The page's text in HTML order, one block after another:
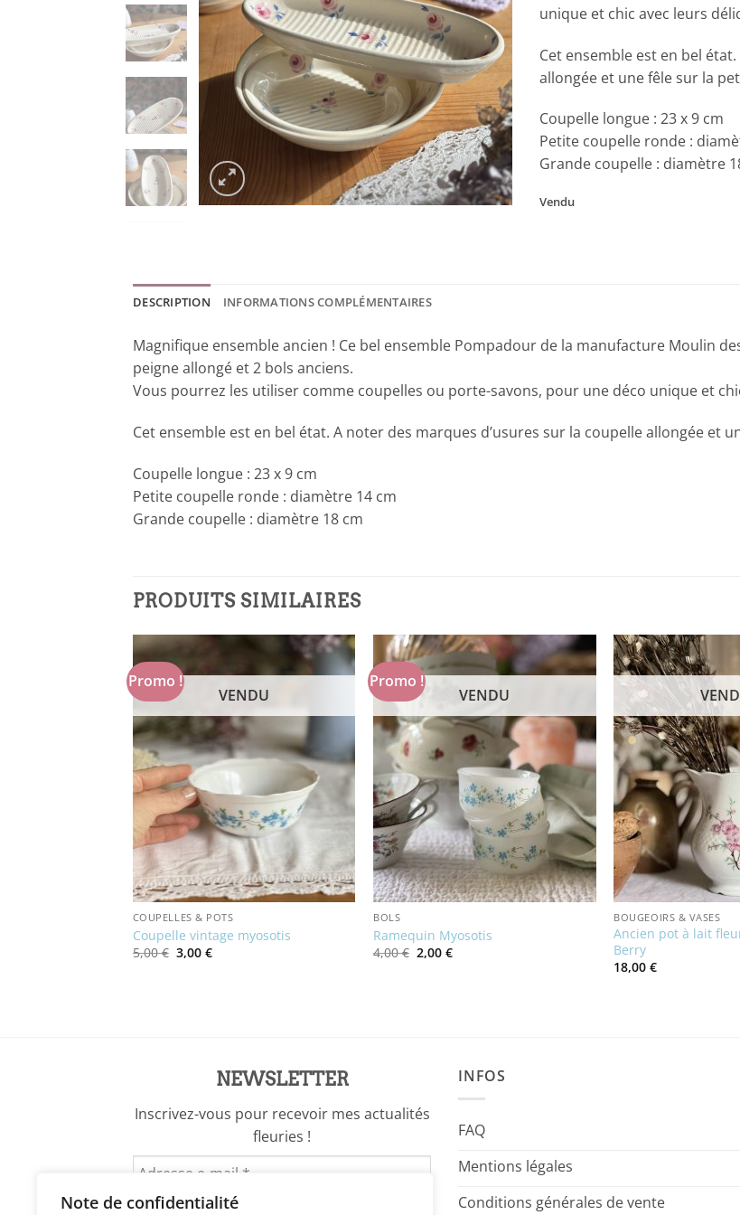
Note de confidentialité
unique et chic avec leurs
Cet ensemble est en bel
allongée et une fêle sur la
Coupelle longue : 23 x 9 cm
Petite coupelle ronde :
Grande coupelle : diamètre
Vendu
DESCRIPTION INFORMATIONS COMPLÉMENTAIRES
Magnifique ensemble ancien ! Ce bel ensemble Pompadour de la manufacture Moulin
peigne allongé et 2 bols anciens.
Vous pourrez les utiliser comme coupelles ou porte-savons, pour une déco unique et
Cet ensemble est en bel état. A noter des marques d’usures sur la coupelle allongée et
Coupelle longue : 23 x 9 cm
Petite coupelle ronde : diamètre 14 cm
Grande coupelle : diamètre 18 cm
PRODUITS SIMILAIRES
Promo !
VENDU
COUPELLES & POTS
Coupelle vintage myosotis
5,00€ Le
prix
3,00€Le
Promo !
VENDU
BOLS
Ramequin Myosotis
4,00€ Le
prix
2,00€Le
BOUGEOIRS & VASES
Ancien pot à lait
Berry
18,00€
NEWSLETTER
Inscrivez-vous pour recevoir mes actualités
fleuries !
INFOS
FAQ
Mentions légales
Conditions générales de vente